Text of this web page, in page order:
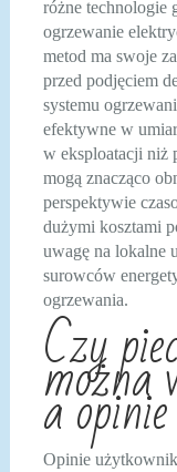
różne technologie
ogrzewanie
metod ma swoje
przed podjęciem
systemu
efektywne w
w eksploatacji niż
mogą znacząco
perspektywie
dużymi kosztami
uwagę na lokalne
surowców
ogrzewania.
Czy
można
a
Opinie